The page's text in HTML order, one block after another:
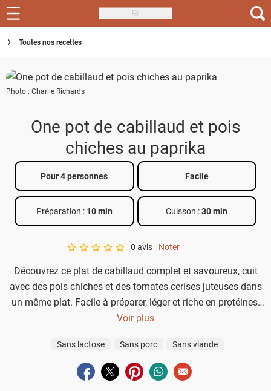
Skip
to
main
Recettes
Inspirations
Conseils
Menu de la semaine
Téléchargez l'app Saveurs Recettes
Index des recettes
Guide d'achat
Toutes nos recettes
Photo : Charlie Richards
One pot de cabillaud et pois
chiches au paprika
Pour 4 personnes Facile
Préparation : 10 min Cuisson :30 min
A star rating of 0 out of 5.
0 avis Noter
Découvrez ce plat de cabillaud complet et savoureux, cuit
avec des pois chiches et des tomates cerises juteuses dans
un même plat. Facile à préparer, léger et riche en protéines,
c’est le dîner idéal pour les soirs de semaine, lorsque vous
alimentation saine et gourmande.
Voir plus
Sans lactose Sans porc Sans viande
Partager sur facebook
Partager sur twitter
Partager sur pinterest
Partager sur whatsapp
Envoyer à un ami